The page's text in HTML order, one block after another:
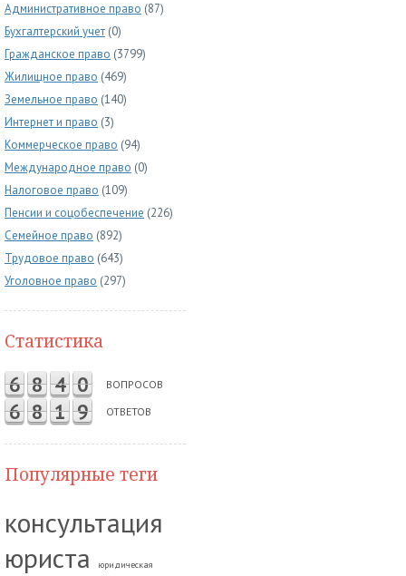
Административное право (87)
Бухгалтерский учет (0)
Гражданское право (3799)
Жилищное право (469)
Земельное право (140)
Интернет и право (3)
Коммерческое право (94)
Международное право (0)
Налоговое право (109)
Пенсии и соцобеспечение (226)
Семейное право (892)
Трудовое право (643)
Уголовное право (297)
Статистика
6 8 4 0 ВОПРОСОВ
6 8 1 9 ОТВЕТОВ
Популярные теги
консультация
юриста
юридическая